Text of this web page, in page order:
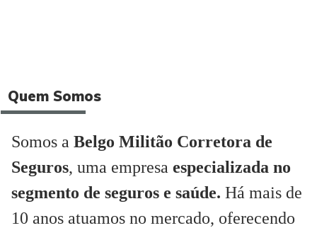
Quem Somos
Somos aBelgo Militão Corretora de
Seguros, uma empresaespecializada no
segmento de seguros e saúde. Há mais de
10 anos atuamos no mercado, oferecendo